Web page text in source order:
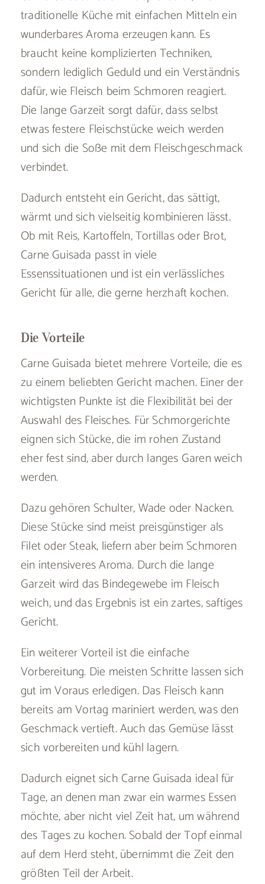
traditionelle Küche mit einfachen Mitteln ein
wunderbares Aroma erzeugen kann. Es
braucht keine komplizierten Techniken,
sondern lediglich Geduld und ein Verständnis
dafür, wie Fleisch beim Schmoren reagiert.
Die lange Garzeit sorgt dafür, dass selbst
etwas festere Fleischstücke weich werden
und sich die Soße mit dem Fleischgeschmack
verbindet.
Dadurch entsteht ein Gericht, das sättigt,
wärmt und sich vielseitig kombinieren lässt.
Ob mit Reis, Kartoffeln, Tortillas oder Brot,
Carne Guisada passt in viele
Essenssituationen und ist ein verlässliches
Gericht für alle, die gerne herzhaft kochen.
Die Vorteile
Carne Guisada bietet mehrere Vorteile, die es
zu einem beliebten Gericht machen. Einer der
wichtigsten Punkte ist die Flexibilität bei der
Auswahl des Fleisches. Für Schmorgerichte
eignen sich Stücke, die im rohen Zustand
eher fest sind, aber durch langes Garen weich
werden.
Dazu gehören Schulter, Wade oder Nacken.
Diese Stücke sind meist preisgünstiger als
Filet oder Steak, liefern aber beim Schmoren
ein intensiveres Aroma. Durch die lange
Garzeit wird das Bindegewebe im Fleisch
weich, und das Ergebnis ist ein zartes, saftiges
Gericht.
Ein weiterer Vorteil ist die einfache
Vorbereitung. Die meisten Schritte lassen sich
gut im Voraus erledigen. Das Fleisch kann
bereits am Vortag mariniert werden, was den
Geschmack vertieft. Auch das Gemüse lässt
sich vorbereiten und kühl lagern.
Dadurch eignet sich Carne Guisada ideal für
Tage, an denen man zwar ein warmes Essen
möchte, aber nicht viel Zeit hat, um während
des Tages zu kochen. Sobald der Topf einmal
auf dem Herd steht, übernimmt die Zeit den
größten Teil der Arbeit.